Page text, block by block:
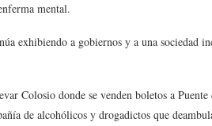
mental.
exhibiendo a gobiernos y a una sociedad
Colosio donde se venden boletos a
de alcohólicos y drogadictos que